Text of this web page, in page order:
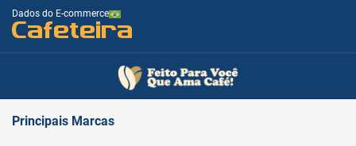
Dados do E-commerce
Cafeteira
Principais Marcas